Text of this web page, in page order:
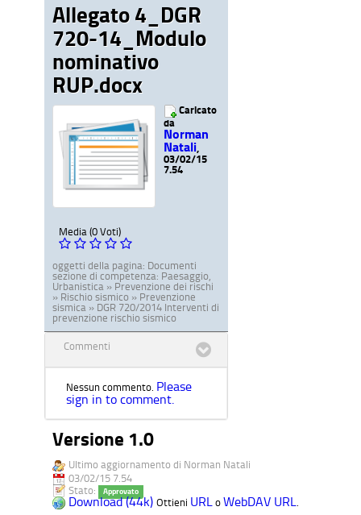
Allegato 4_DGR
720-14_Modulo
nominativo
RUP.docx
Caricato
da
Norman
Natali
03/02/15
7.54
Media (0 Voti)
oggetti della pagina: Documenti
sezione di competenza: Paesaggio,
Urbanistica » Prevenzione dei rischi
» Rischio sismico » Prevenzione
sismica » DGR 720/2014 Interventi di
prevenzione rischio sismico
Commenti
Nessun commento. Please
sign in to comment.
Versione 1.0
Ultimo aggiornamento di Norman Natali
03/02/15 7.54
Stato:
Approvato
Download (44k) Ottieni URL o WebDAV URL.